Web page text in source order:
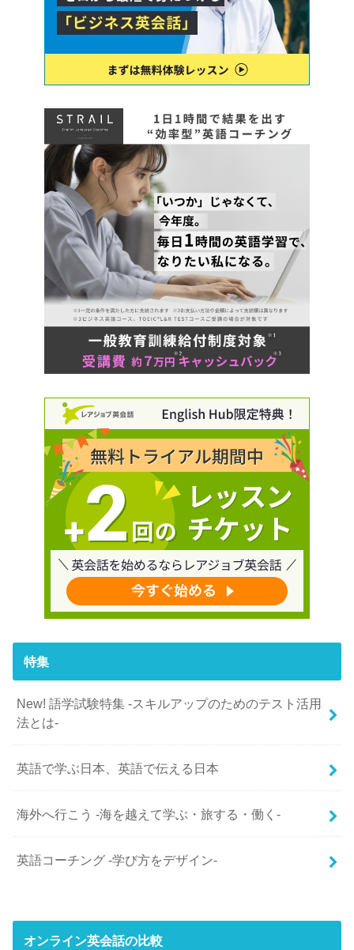
特集
New! 語学試験特集 -スキルアップのためのテスト活用
法とは-
英語で学ぶ日本、英語で伝える日本
海外へ行こう -海を越えて学ぶ・旅する・働く-
英語コーチング -学び方をデザイン-
オンライン英会話の比較